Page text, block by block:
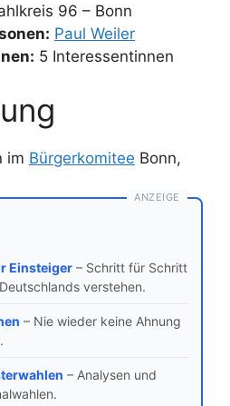
96 – Bonn
Paul Weiler
5 Interessentinnen
im Bürgerkomitee Bonn,
ANZEIGE
Einsteiger– Schritt für Schritt
verstehen.
– Nie wieder keine Ahnung
– Analysen und